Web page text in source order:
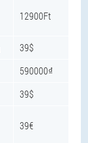
12900Ft
39$
590000₫
39$
39€